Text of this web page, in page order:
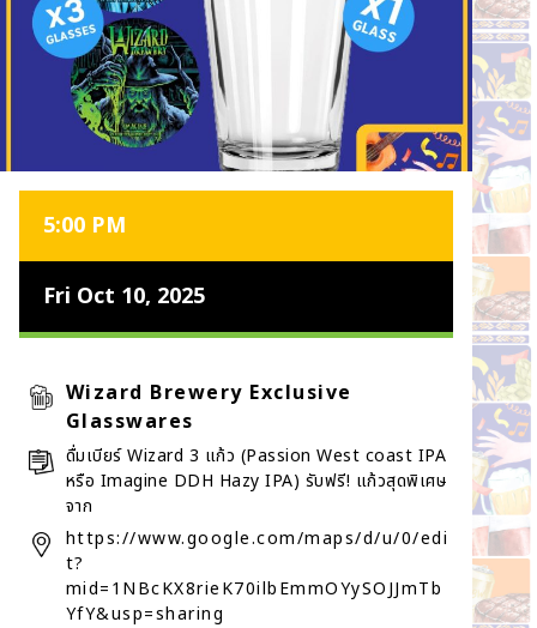
5:00 PM
Fri Oct 10, 2025
Wizard Brewery Exclusive
Glasswares
ดื่มเบียร์ Wizard 3 แก้ว (Passion West coast IPA
หรือ Imagine DDH Hazy IPA) รับฟรี! แก้วสุดพิเศษ
จาก
https://www.google.com/maps/d/u/0/edi
t?
mid=1NBcKX8rieK70ilbEmmOYySOJJmTb
YfY&usp=sharing